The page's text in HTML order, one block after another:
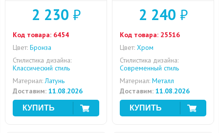
2 230 ₽
Код товара: 6454
Цвет: Бронза
Стилистика дизайна:
Классический стиль
Материал:Латунь
Доставим: 11.08.2026
2 240 ₽
Код товара: 25516
Цвет: Хром
Стилистика дизайна:
Современный стиль
Материал: Металл
Доставим: 11.08.2026